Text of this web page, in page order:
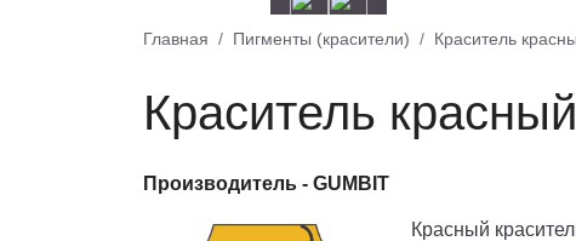
Главная Пигменты (красители) Краситель
Краситель
Производитель - GUMBIT
Красный